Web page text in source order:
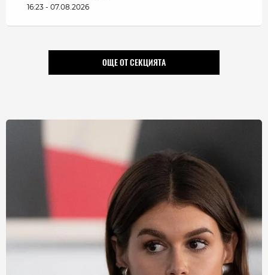
16:23 - 07.08.2026
ОЩЕ ОТ СЕКЦИЯТА